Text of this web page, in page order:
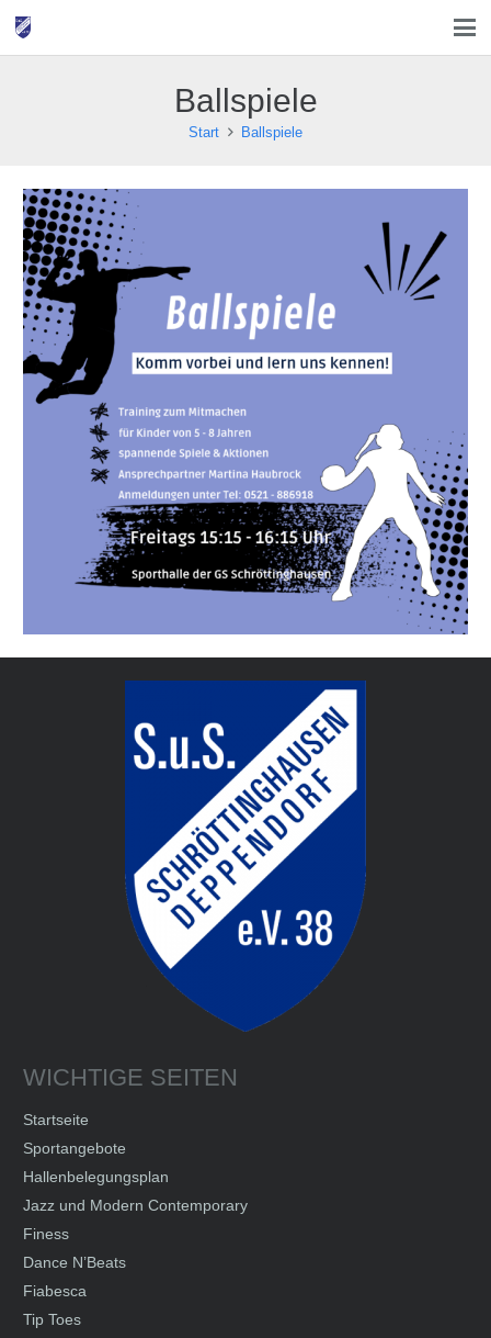
Ballspiele
Start Ballspiele
WICHTIGE SEITEN
Startseite
Sportangebote
Hallenbelegungsplan
Jazz und Modern Contemporary
Finess
Dance N’Beats
Fiabesca
Tip Toes